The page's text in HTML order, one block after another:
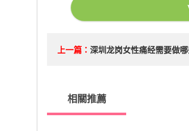
上一篇：深圳龙岗女性痛经需要做
相關推薦